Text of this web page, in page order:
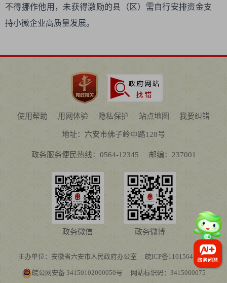
不得挪作他用，未获得激励的县（区）需自行安排资金支
持小微企业高质量发展。
使用帮助 用网体验 隐私保护 站点地图 我要纠错
地址：六安市佛子岭中路128号
政务服务便民热线：0564-12345 邮编：237001
政务微信 政务微博
主办单位：安徽省六安市人民政府办公室 皖ICP备11015645号-1
皖公网安备 34150102000050号 网站标识码：3415000075